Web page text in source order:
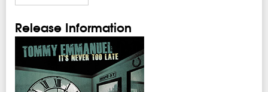
Release Information